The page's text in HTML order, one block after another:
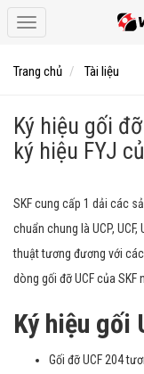
Toggle
navigation
Trang chủ
Tài liệu
Ký hiệu gối
ký hiệu FYJ
SKF cung cấp 1 dải các
chuẩn chung là UCP,
thuật tương đương với các
dòng gối đỡ UCF của SKF
Ký hiệu gối
Gối đỡ UCF 204